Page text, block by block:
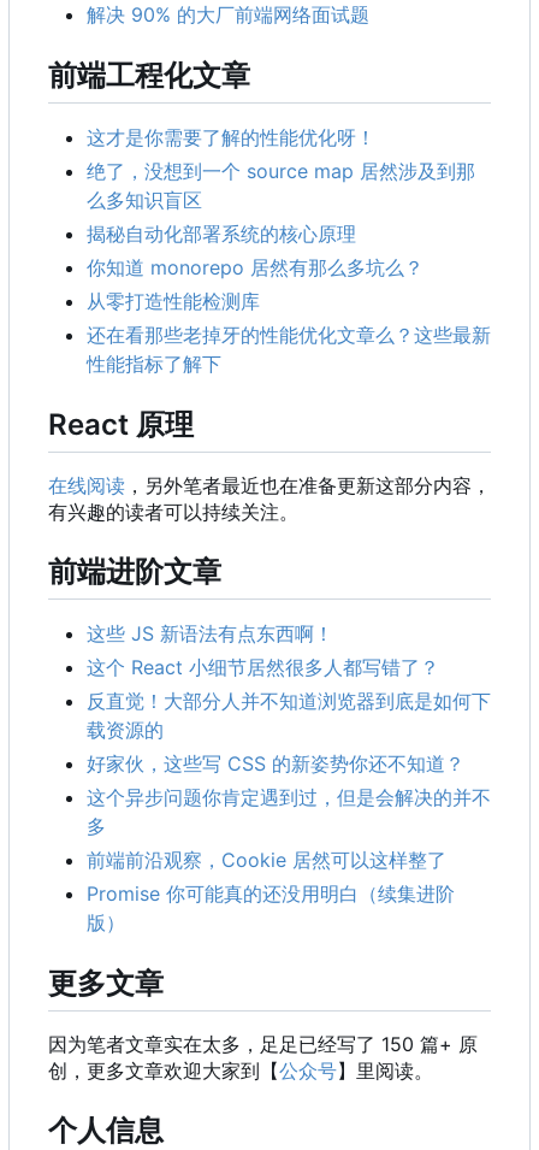
解决 90% 的大厂前端网络面试题
前端工程化文章
这才是你需要了解的性能优化呀！
绝了，没想到一个 source map 居然涉及到那
么多知识盲区
揭秘自动化部署系统的核心原理
你知道 monorepo 居然有那么多坑么？
从零打造性能检测库
还在看那些老掉牙的性能优化文章么？这些最新
性能指标了解下
React 原理
在线阅读 ，另外笔者最近也在准备更新这部分内容，
有兴趣的读者可以持续关注。
前端进阶文章
这些 JS 新语法有点东西啊！
这个 React 小细节居然很多人都写错了？
反直觉！大部分人并不知道浏览器到底是如何下
载资源的
好家伙，这些写 CSS 的新姿势你还不知道？
这个异步问题你肯定遇到过，但是会解决的并不
多
前端前沿观察 ， Cookie 居然可以这样整了
Promise 你可能真的还没用明白（续集进阶
版）
更多文章
因为笔者文章实在太多，足足已经写了 150 篇+ 原
创，更多文章欢迎大家到【公众号】里阅读。
个人信息